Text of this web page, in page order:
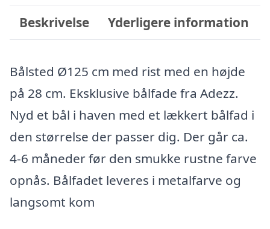
Beskrivelse Yderligere information
Bålsted Ø125 cm med rist med en højde
på 28 cm. Eksklusive bålfade fra Adezz.
Nyd et bål i haven med et lækkert bålfad i
den størrelse der passer dig. Der går ca.
4-6 måneder før den smukke rustne farve
opnås. Bålfadet leveres i metalfarve og
langsomt kom